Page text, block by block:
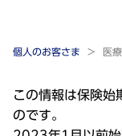
個人のお客さま 医
この情報は保険
のです。